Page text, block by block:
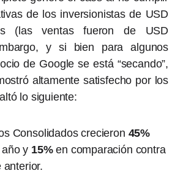
de los inversionistas de USD
(las ventas fueron de USD
y si bien para algunos
de Google se está “secando”,
altamente satisfecho por los
lo siguiente:
Consolidados crecieron 45%
y 15%en comparación contra
anterior.